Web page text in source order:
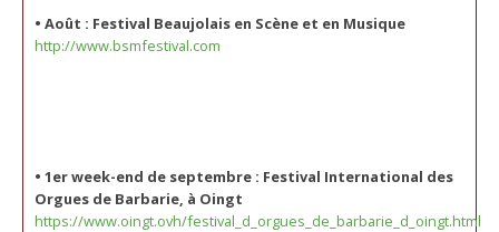
• Août : Festival Beaujolais en Scène et en Musique
http://www.bsmfestival.com
• 1er week-end de septembre : Festival International des
Orgues de Barbarie, à Oingt
https://www.oingt.ovh/festival_d_orgues_de_barbarie_d_oingt.html